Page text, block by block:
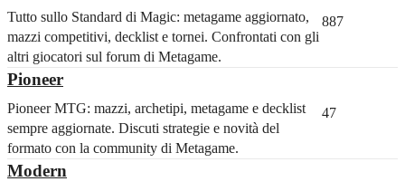
Tutto sullo Standard di Magic: metagame aggiornato,
mazzi competitivi, decklist e tornei. Confrontati con gli
altri giocatori sul forum di Metagame.
887
Pioneer
Pioneer MTG: mazzi, archetipi, metagame e decklist
sempre aggiornate. Discuti strategie e novità del
formato con la community di Metagame.
47
Modern